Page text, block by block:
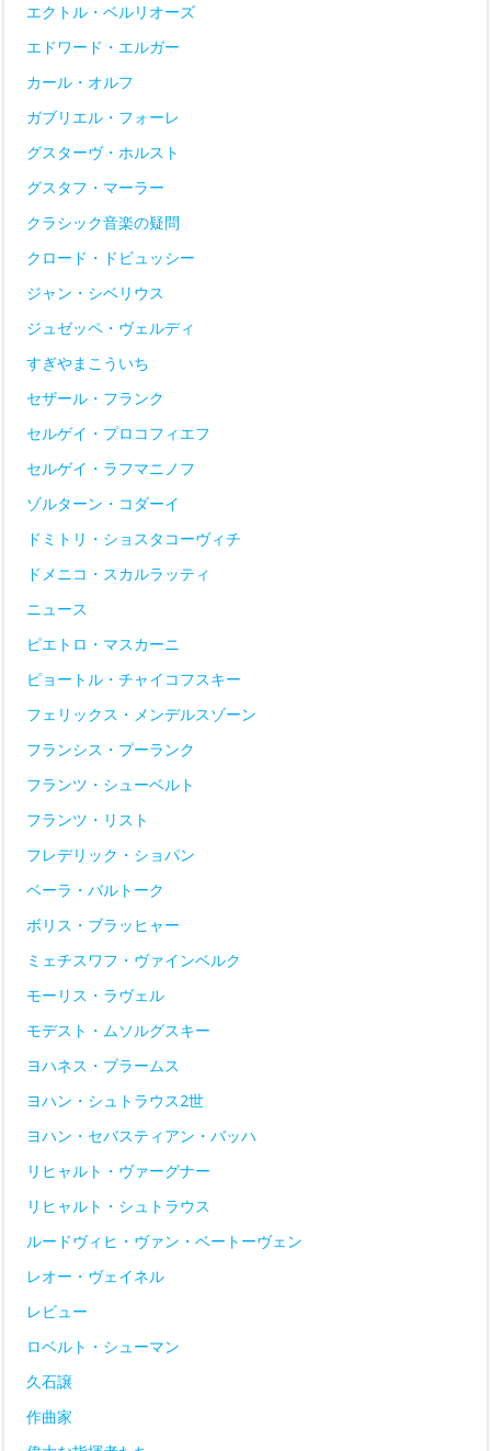
エクトル・ベルリオーズ
エドワード・エルガー
カール・オルフ
ガブリエル・フォーレ
グスターヴ・ホルスト
グスタフ・マーラー
クラシック音楽の疑問
クロード・ドビュッシー
ジャン・シベリウス
ジュゼッペ・ヴェルディ
すぎやまこういち
セザール・フランク
セルゲイ・プロコフィエフ
セルゲイ・ラフマニノフ
ゾルターン・コダーイ
ドミトリ・ショスタコーヴィチ
ドメニコ・スカルラッティ
ニュース
ピエトロ・マスカーニ
ピョートル・チャイコフスキー
フェリックス・メンデルスゾーン
フランシス・プーランク
フランツ・シューベルト
フランツ・リスト
フレデリック・ショパン
ベーラ・バルトーク
ボリス・ブラッヒャー
ミェチスワフ・ヴァインベルク
モーリス・ラヴェル
モデスト・ムソルグスキー
ヨハネス・ブラームス
ヨハン・シュトラウス2世
ヨハン・セバスティアン・バッハ
リヒャルト・ヴァーグナー
リヒャルト・シュトラウス
ルードヴィヒ・ヴァン・ベートーヴェン
レオー・ヴェイネル
レビュー
ロベルト・シューマン
久石譲
作曲家